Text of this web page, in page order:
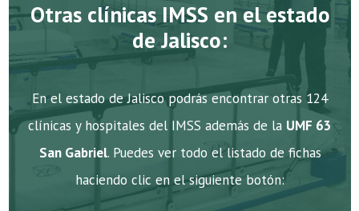
Otras clínicas IMSS en el estado
de Jalisco:
En el estado de Jalisco podrás encontrar otras 124
clínicas y hospitales del IMSS además de la UMF 63
San Gabriel. Puedes ver todo el listado de fichas
haciendo clic en el siguiente botón: